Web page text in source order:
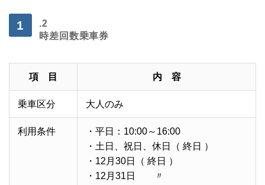
.2
時差回数乗車券
項 目 内 容
乗車区分 大人のみ
利用条件
・平日：10:00～16:00
・土日、祝日、休日（ 終日 ）
・12月30日（ 終日 ）
・12月31日 〃